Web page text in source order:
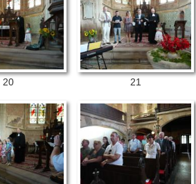
20 21